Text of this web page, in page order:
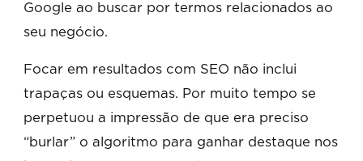
Google ao buscar por termos relacionados ao
seu negócio.
Focar em resultados com SEO não inclui
trapaças ou esquemas. Por muito tempo se
perpetuou a impressão de que era preciso
“burlar” o algoritmo para ganhar destaque nos